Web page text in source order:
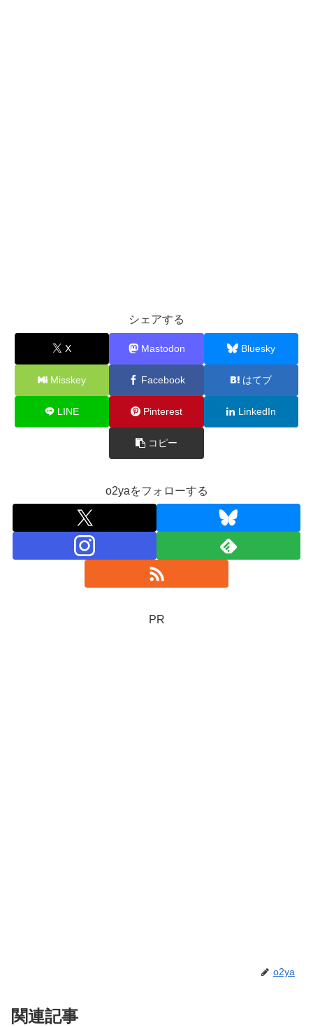
シェアする
X Mastodon Bluesky
Misskey Facebook はてブ
LINE Pinterest LinkedIn
コピー
o2yaをフォローする
PR
o2ya
関連記事